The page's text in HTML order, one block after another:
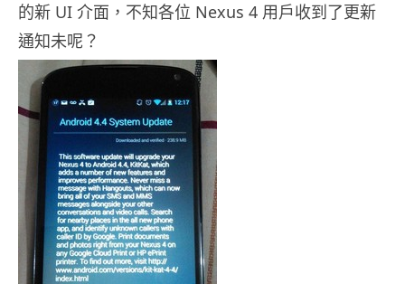
的新 UI 介面，不知各位 Nexus 4 用戶收到了更新
通知未呢？